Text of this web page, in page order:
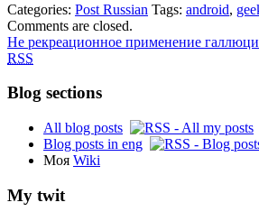
Categories: Post Russian Tags: android,
Comments are closed.
Не рекреационное применение
RSS
Blog sections
All blog posts
Blog posts in eng
Моя Wiki
My twit